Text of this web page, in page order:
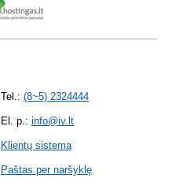
Tel.: (8~5) 2324444
El. p.: info@iv.lt
Klientų sistema
Paštas per naršyklę